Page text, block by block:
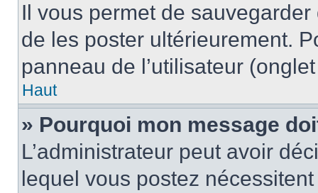
Il vous permet de
de les poster ultérieurement.
panneau de l’utilisateur
Haut
» Pourquoi mon message
L’administrateur peut avoir
lequel vous postez